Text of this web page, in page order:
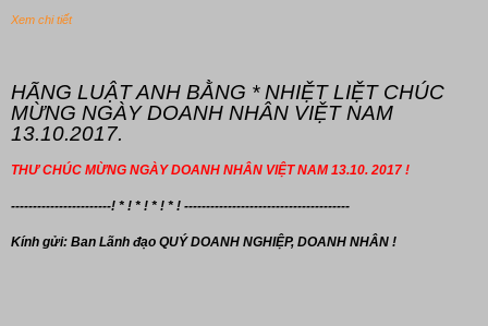
Xem chi tiết
HÃNG LUẬT ANH BẰNG * NHIỆT LIỆT CHÚC
MỪNG NGÀY DOANH NHÂN VIỆT NAM
13.10.2017.
THƯ CHÚC MỪNG NGÀY DOANH NHÂN VIỆT NAM 13.10. 2017 !
-----------------------! * ! * ! * ! * ! --------------------------------------
Kính gửi: Ban Lãnh đạo QUÝ DOANH NGHIỆP, DOANH NHÂN !